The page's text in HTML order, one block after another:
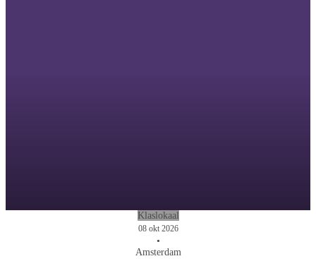
Klaslokaal
08 okt 2026
•
Amsterdam